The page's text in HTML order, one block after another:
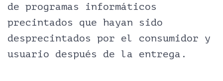
de programas informáticos
precintados que hayan sido
desprecintados por el consumidor y
usuario después de la entrega.